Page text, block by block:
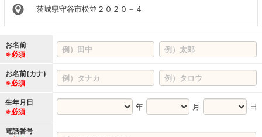
茨城県守谷市松並２０２０－４
お名前
※必須
お名前(カナ)
※必須
生年月日
※必須
年 月 日
電話番号